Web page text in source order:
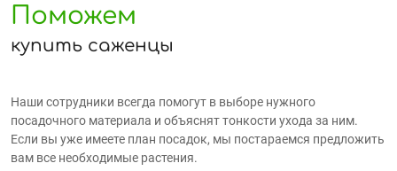
Поможем
купить саженцы
Наши сотрудники всегда помогут в выборе нужного
посадочного материала и объяснят тонкости ухода за ним.
Если вы уже имеете план посадок, мы постараемся предложить
вам все необходимые растения.